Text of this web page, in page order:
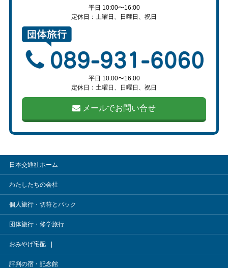
平日 10:00〜16:00
定休日：土曜日、日曜日、祝日
平日 10:00〜16:00
定休日：土曜日、日曜日、祝日
メールでお問い合せ
日本交通社ホーム
わたしたちの会社
個人旅行・切符とパック
団体旅行・修学旅行
おみやげ宅配
評判の宿・記念館